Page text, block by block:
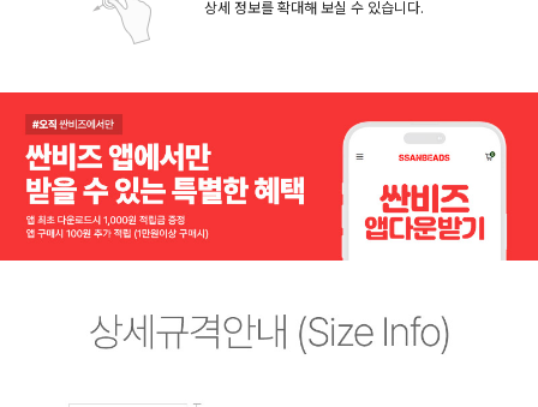
상세 정보를 확대해 보실 수 있습니다.